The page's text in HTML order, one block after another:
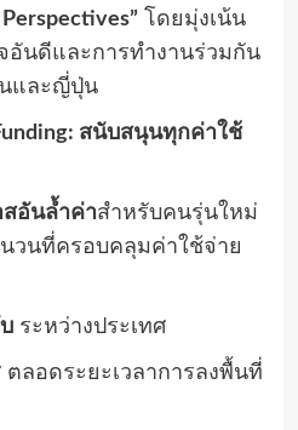
โดยมุ่งเน้น
อันดีและการทำงานร่วมกัน
นและญี่ปุ่น
สนับสนุนทุกค่าใช้
สอันล้ำค่าสำหรับคนรุ่นใหม่
นวนที่ครอบคลุมค่าใช้จ่าย
ระหว่างประเทศ
ตลอดระยะเวลาการลงพื้นที่